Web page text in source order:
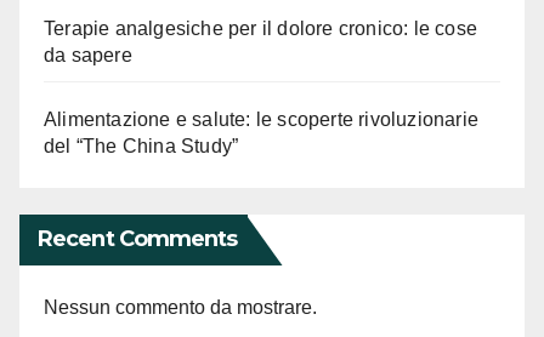
Terapie analgesiche per il dolore cronico: le cose
da sapere
Alimentazione e salute: le scoperte rivoluzionarie
del “The China Study”
Recent Comments
Nessun commento da mostrare.